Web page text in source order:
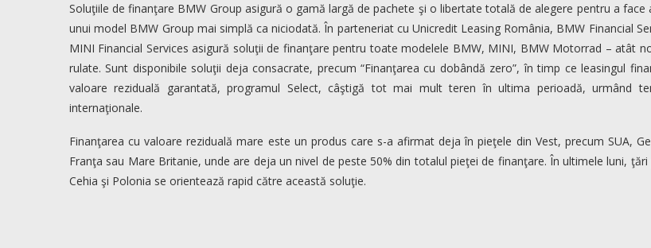
Soluţiile de finanţare BMW Group asigură o gamă largă de pachete şi o libertate totală de alegere pentru a face
unui model BMW Group mai simplă ca niciodată. În parteneriat cu Unicredit Leasing România, BMW Financial
MINI Financial Services asigură soluţii de finanţare pentru toate modelele BMW, MINI, BMW Motorrad – atât
rulate. Sunt disponibile soluţii deja consacrate, precum “Finanţarea cu dobândă zero”, în timp ce leasingul
valoare reziduală garantată, programul Select, câştigă tot mai mult teren în ultima perioadă, urmând
internaţionale.
Finanţarea cu valoare reziduală mare este un produs care s-a afirmat deja în pieţele din Vest, precum SUA,
Franţa sau Mare Britanie, unde are deja un nivel de peste 50% din totalul pieţei de finanţare. În ultimele luni, ţări
Cehia şi Polonia se orientează rapid către această soluţie.